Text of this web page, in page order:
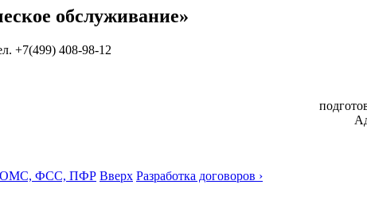
обслуживание»
+7(499) 408-98-12
ФОМС, ФСС, ПФР Вверх Разработка договоров ›